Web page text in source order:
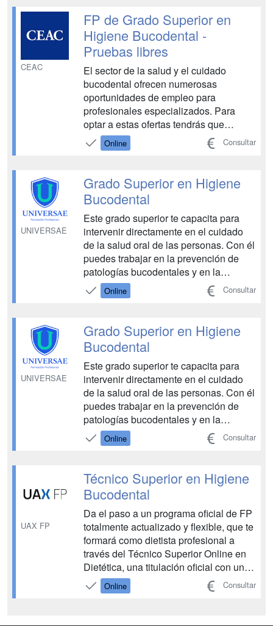
en la cavidad oral, así como a aplicar
técnicas para preve...
CEAC
FP de Grado Superior en
Higiene Bucodental -
Pruebas libres
El sector de la salud y el cuidado
bucodental ofrecen numerosas
oportunidades de empleo para
profesionales especializados. Para
optar a estas ofertas tendrás que
adquirir una formación académica
como la FP de Grado Superior de
CEAC te ayudamos a superar las
Pruebas Libres y hacerte con tu título
oficial! Con la...
Online Consultar
UNIVERSAE
Grado Superior en Higiene
Bucodental
Este grado superior te capacita para
intervenir directamente en el cuidado
de la salud oral de las personas. Con él
puedes trabajar en la prevención de
patologías bucodentales y en la
atención diaria al paciente. Aprenderás
a aplicar técnicas de higiene y
procedimientos odontológicos, a
manejar instrumental clínico y a pa...
Online Consultar
UNIVERSAE
Grado Superior en Higiene
Bucodental
Este grado superior te capacita para
intervenir directamente en el cuidado
de la salud oral de las personas. Con él
puedes trabajar en la prevención de
patologías bucodentales y en la
atención diaria al paciente. Aprenderás
a aplicar técnicas de higiene y
procedimientos odontológicos, a
manejar instrumental clínico y a pa...
Online Consultar
UAX FP
Técnico Superior en Higiene
Bucodental
Da el paso a un programa oficial de FP
totalmente actualizado y flexible, que te
formará como dietista profesional a
través del Técnico Superior Online en
Dietética, una titulación oficial con una
duración de 2 años diseñada para
prepararte para los retos actuales del
Online Consultar